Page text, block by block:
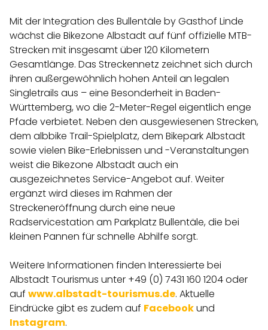
Mit der Integration des Bullentäle by Gasthof Linde
wächst die Bikezone Albstadt auf fünf offizielle MTB-
Strecken mit insgesamt über 120 Kilometern
Gesamtlänge. Das Streckennetz zeichnet sich durch
ihren außergewöhnlich hohen Anteil an legalen
Singletrails aus – eine Besonderheit in Baden-
Württemberg, wo die 2-Meter-Regel eigentlich enge
Pfade verbietet. Neben den ausgewiesenen Strecken,
dem albbike Trail-Spielplatz, dem Bikepark Albstadt
sowie vielen Bike-Erlebnissen und -Veranstaltungen
weist die Bikezone Albstadt auch ein
ausgezeichnetes Service-Angebot auf. Weiter
ergänzt wird dieses im Rahmen der
Streckeneröffnung durch eine neue
Radservicestation am Parkplatz Bullentäle, die bei
kleinen Pannen für schnelle Abhilfe sorgt.
Weitere Informationen finden Interessierte bei
Albstadt Tourismus unter +49 (0) 7431 160 1204 oder
auf www.albstadt-tourismus.de. Aktuelle
Eindrücke gibt es zudem auf Facebookund
Instagram.